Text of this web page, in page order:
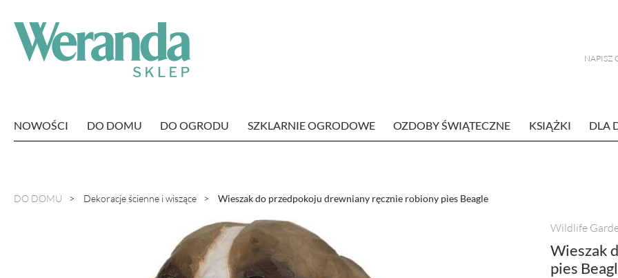
NOWOŚCI DO DOMU DO OGRODU SZKLARNIE OGRODOWE OZDOBY ŚWIĄTECZNE KSIĄŻKI DLA
DO DOMU Dekoracje ścienne i wiszące Wieszak do przedpokoju drewniany ręcznie robiony pies Beagle
Wildlife
Wieszak
pies